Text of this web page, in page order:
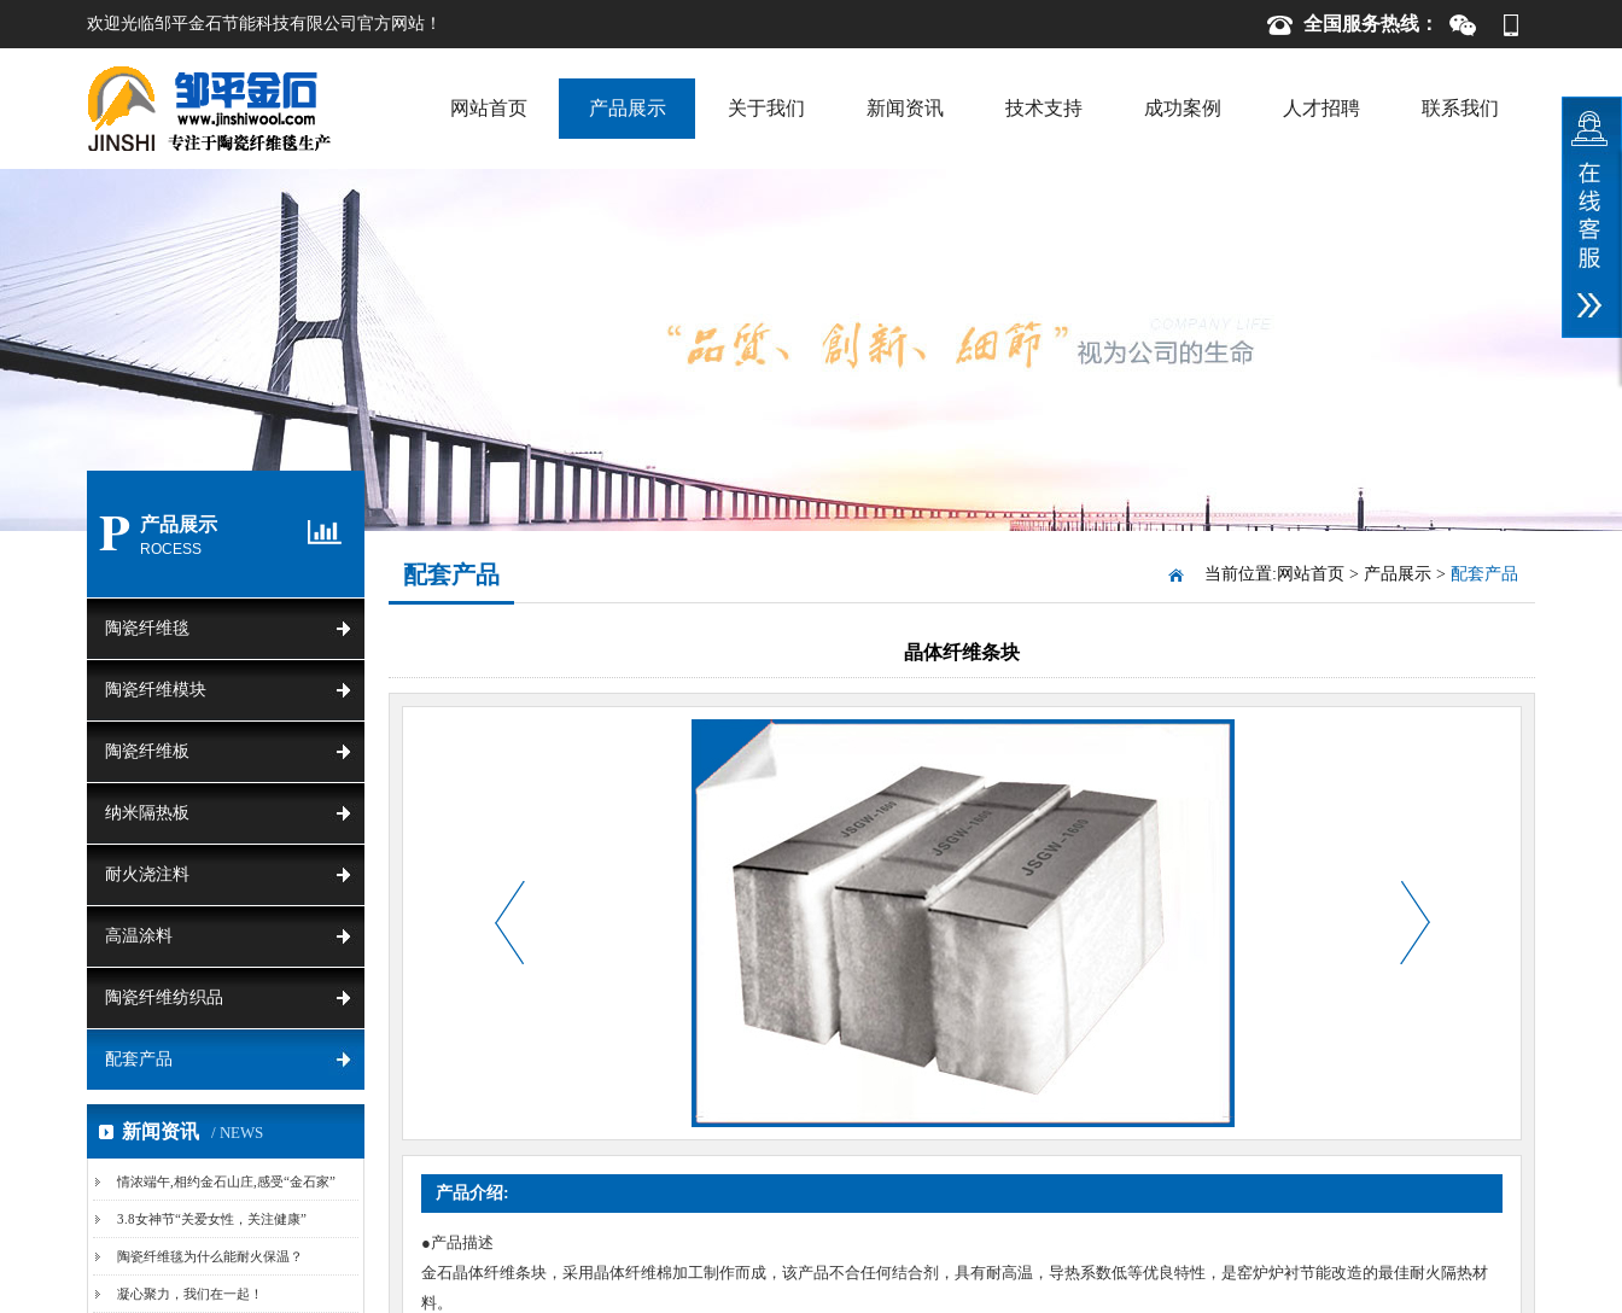
欢迎光临邹平金石节能科技有限公司官方网站！ 全国服务热线：
网站首页 产品展示 关于我们 新闻资讯 技术支持 成功案例 人才招聘 联系我们
P 产品展示
ROCESS
陶瓷纤维毯
陶瓷纤维模块
陶瓷纤维板
纳米隔热板
耐火浇注料
高温涂料
陶瓷纤维纺织品
配套产品
新闻资讯 / NEWS
情浓端午,相约金石山庄,感受“金石家”
3.8女神节“关爱女性，关注健康”
陶瓷纤维毯为什么能耐火保温？
凝心聚力，我们在一起！
配套产品 当前位置: 网站首页 > 产品展示 > 配套产品
晶体纤维条块
产品介绍:
●产品描述
金石晶体纤维条块，采用晶体纤维棉加工制作而成，该产品不合任何结合剂，具有耐高温，导热系数低等优良特性，是窑炉炉衬节能改造的最佳耐火隔热材
料。